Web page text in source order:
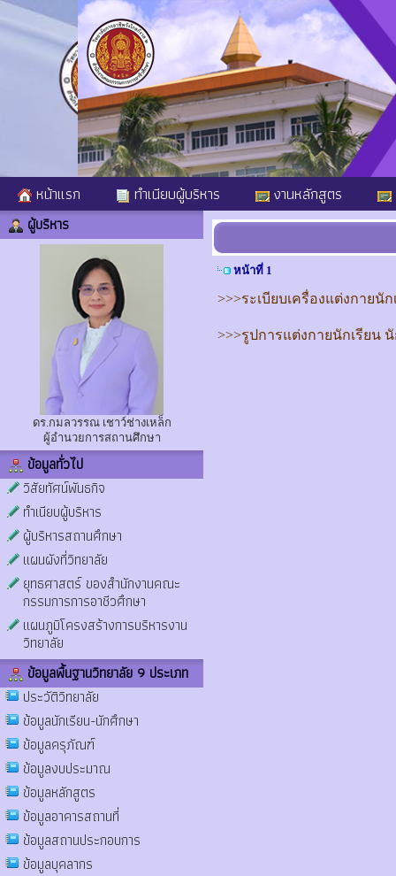
หน้าแรก ทำเนียบผู้บริหาร งานหลักสูตร
ผู้บริหาร
ดร.กมลวรรณ เชาว์ช่างเหล็ก
ผู้อำนวยการสถานศึกษา
ข้อมูลทั่วไป
วิสัยทัศน์พันธกิจ
ทำเนียบผู้บริหาร
ผู้บริหารสถานศึกษา
แผนผังที่วิทยาลัย
ยุทธศาสตร์ ของสำนักงานคณะ
กรรมการการอาชีวศึกษา
แผนภูมิโครงสร้างการบริหารงาน
วิทยาลัย
ข้อมูลพื้นฐานวิทยาลัย 9 ประเภท
ประวัติวิทยาลัย
ข้อมูลนักเรียน-นักศึกษา
ข้อมูลครุภัณฑ์
ข้อมูลงบประมาณ
ข้อมูลหลักสูตร
ข้อมูลอาคารสถานที่
ข้อมูลสถานประกอบการ
ข้อมูลบุคลากร
หน้าที่ 1
>>>ระเบียบเครื่องแต่งกายนั
>>>รูปการแต่งกายนักเรียน